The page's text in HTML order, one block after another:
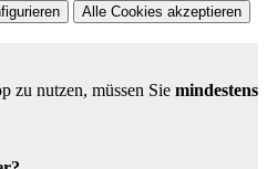
Alle Cookies akzeptieren
zu nutzen, müssen Sie mindestens